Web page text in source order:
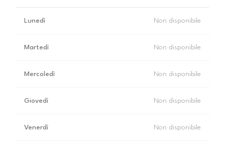
Lunedì Non disponibile
Martedì Non disponibile
Mercoledì Non disponibile
Giovedì Non disponibile
Venerdì Non disponibile